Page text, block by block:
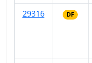
29316
DF